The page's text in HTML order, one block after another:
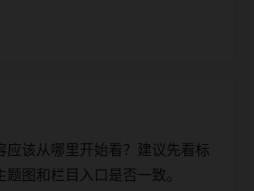
应该从哪里开始看？建议先看标
题图和栏目入口是否一致。